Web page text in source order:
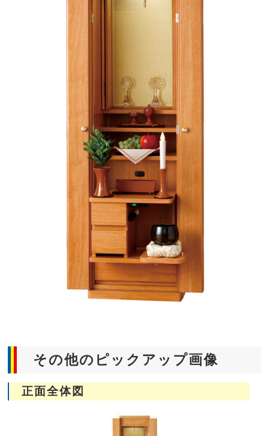
その他のピックアップ画像
正面全体図